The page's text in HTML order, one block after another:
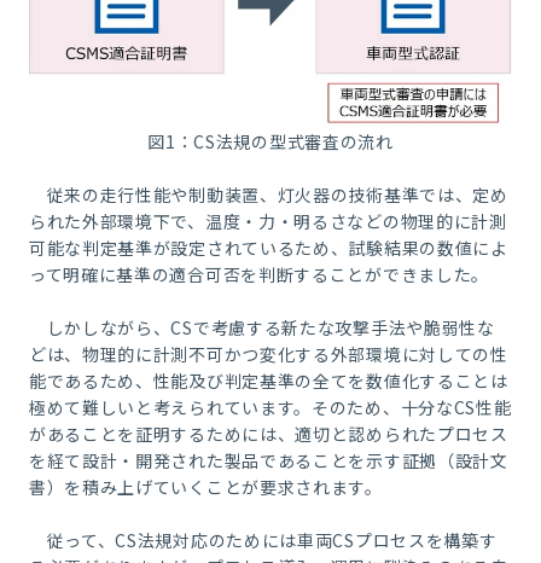
図1：CS法規の型式審査の流れ
従来の走行性能や制動装置、灯火器の技術基準では、定め
られた外部環境下で、温度・力・明るさなどの物理的に計測
可能な判定基準が設定されているため、試験結果の数値によ
って明確に基準の適合可否を判断することができました。
しかしながら、CSで考慮する新たな攻撃手法や脆弱性な
どは、物理的に計測不可かつ変化する外部環境に対しての性
能であるため、性能及び判定基準の全てを数値化することは
極めて難しいと考えられています。そのため、十分なCS性能
があることを証明するためには、適切と認められたプロセス
を経て設計・開発された製品であることを示す証拠（設計文
書）を積み上げていくことが要求されます。
従って、CS法規対応のためには車両CSプロセスを構築す